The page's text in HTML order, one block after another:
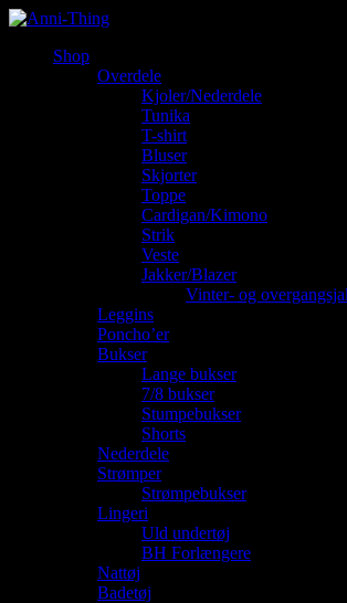
Shop
Overdele
Kjoler/Nederdele
Tunika
T-shirt
Bluser
Skjorter
Toppe
Cardigan/Kimono
Strik
Veste
Jakker/Blazer
Vinter- og
Leggins
Poncho’er
Bukser
Lange bukser
7/8 bukser
Stumpebukser
Shorts
Nederdele
Strømper
Strømpebukser
Lingeri
Uld undertøj
BH Forlængere
Nattøj
Badetøj